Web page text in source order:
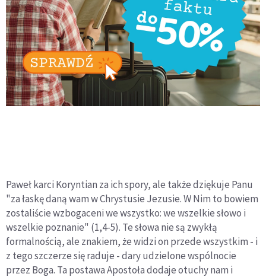
Paweł karci Koryntian za ich spory, ale także dziękuje Panu
"za łaskę daną wam w Chrystusie Jezusie. W Nim to bowiem
zostaliście wzbogaceni we wszystko: we wszelkie słowo i
wszelkie poznanie" (1,4-5). Te słowa nie są zwykłą
formalnością, ale znakiem, że widzi on przede wszystkim - i
z tego szczerze się raduje - dary udzielone wspólnocie
przez Boga. Ta postawa Apostoła dodaje otuchy nam i